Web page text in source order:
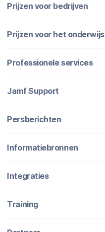
Prijzen voor bedrijven
Prijzen voor het onderwijs
Professionele services
Jamf Support
Persberichten
Informatiebronnen
Integraties
Training